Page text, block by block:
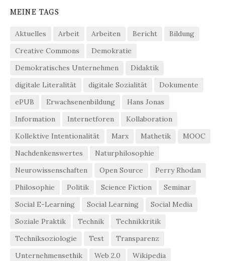
MEINE TAGS
Aktuelles Arbeit Arbeiten Bericht
Bildung
Creative Commons
Demokratie
Demokratisches Unternehmen
Didaktik
digitale Literalität
digitale Sozialität
Dokumente
ePUB
Erwachsenenbildung
Hans Jonas
Information
Internetforen
Kollaboration
Kollektive Intentionalität
Marx Mathetik
MOOC
Nachdenkenswertes
Naturphilosophie
Neurowissenschaften
Open Source
Perry Rhodan
Philosophie
Politik Science Fiction
Seminar
Social E-Learning
Social Learning
Social Media
Soziale Praktik
Technik
Technikkritik
Techniksoziologie
Test
Transparenz
Unternehmensethik
Web 2.0
Wikipedia